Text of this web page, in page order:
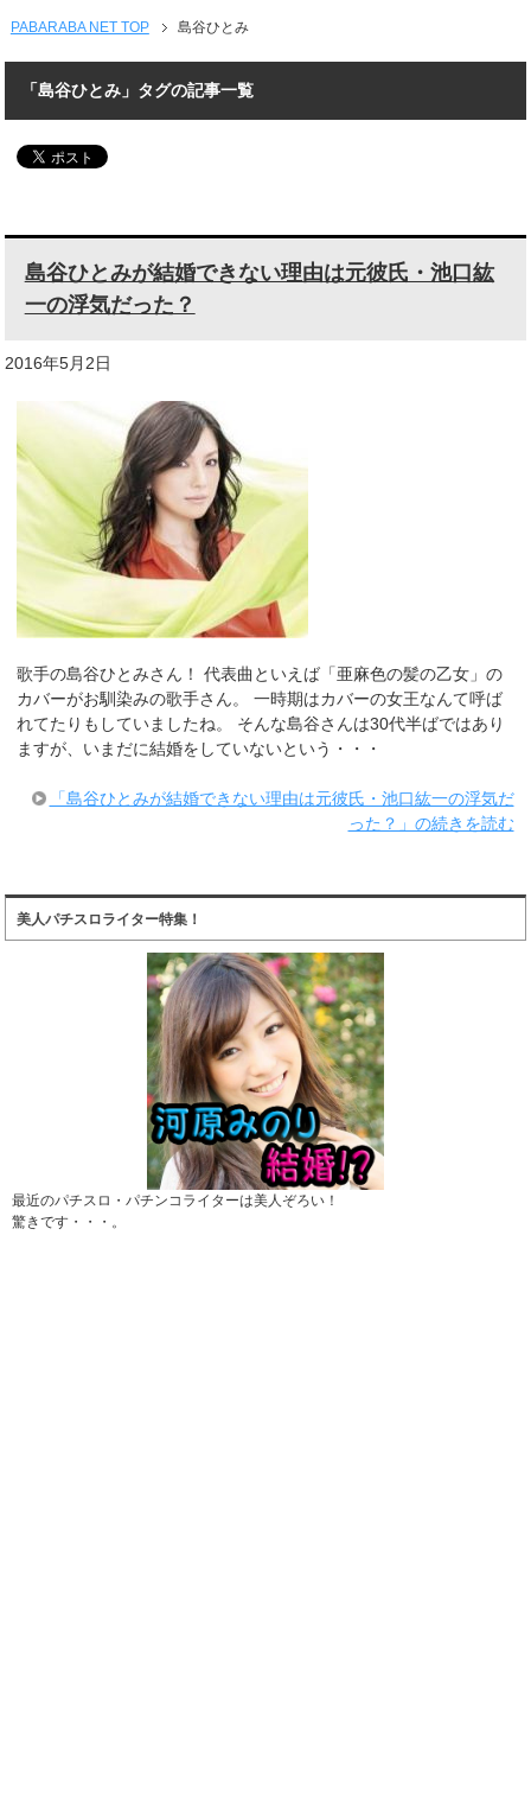
PABARABA NET TOP 島谷ひとみ
「島谷ひとみ」タグの記事一覧
島谷ひとみが結婚できない理由は元彼氏・池口紘
一の浮気だった？
2016年5月2日
歌手の島谷ひとみさん！ 代表曲といえば「亜麻色の髪の乙女」の
カバーがお馴染みの歌手さん。 一時期はカバーの女王なんて呼ば
れてたりもしていましたね。 そんな島谷さんは30代半ばではあり
ますが、いまだに結婚をしていないという・・・
「島谷ひとみが結婚できない理由は元彼氏・池口紘一の浮気だ
った？」の続きを読む
美人パチスロライター特集！
最近のパチスロ・パチンコライターは美人ぞろい！
驚きです・・・。